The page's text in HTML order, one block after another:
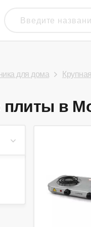
для дома
плиты в